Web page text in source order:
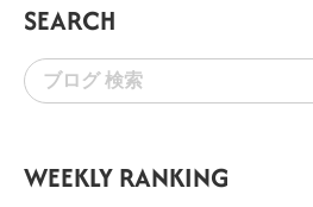
SEARCH
WEEKLY RANKING